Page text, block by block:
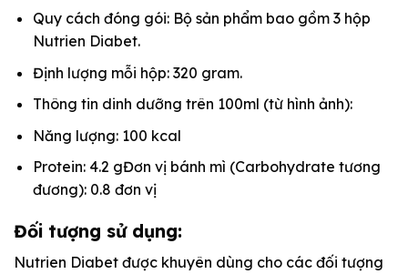
Quy cách đóng gói: Bộ sản phẩm bao gồm 3 hộp
Nutrien Diabet.
Định lượng mỗi hộp: 320 gram.
Thông tin dinh dưỡng trên 100ml (từ hình ảnh):
Năng lượng: 100 kcal
Protein: 4.2 gĐơn vị bánh mì (Carbohydrate tương
đương): 0.8 đơn vị
Đối tượng sử dụng:
Nutrien Diabet được khuyên dùng cho các đối tượng